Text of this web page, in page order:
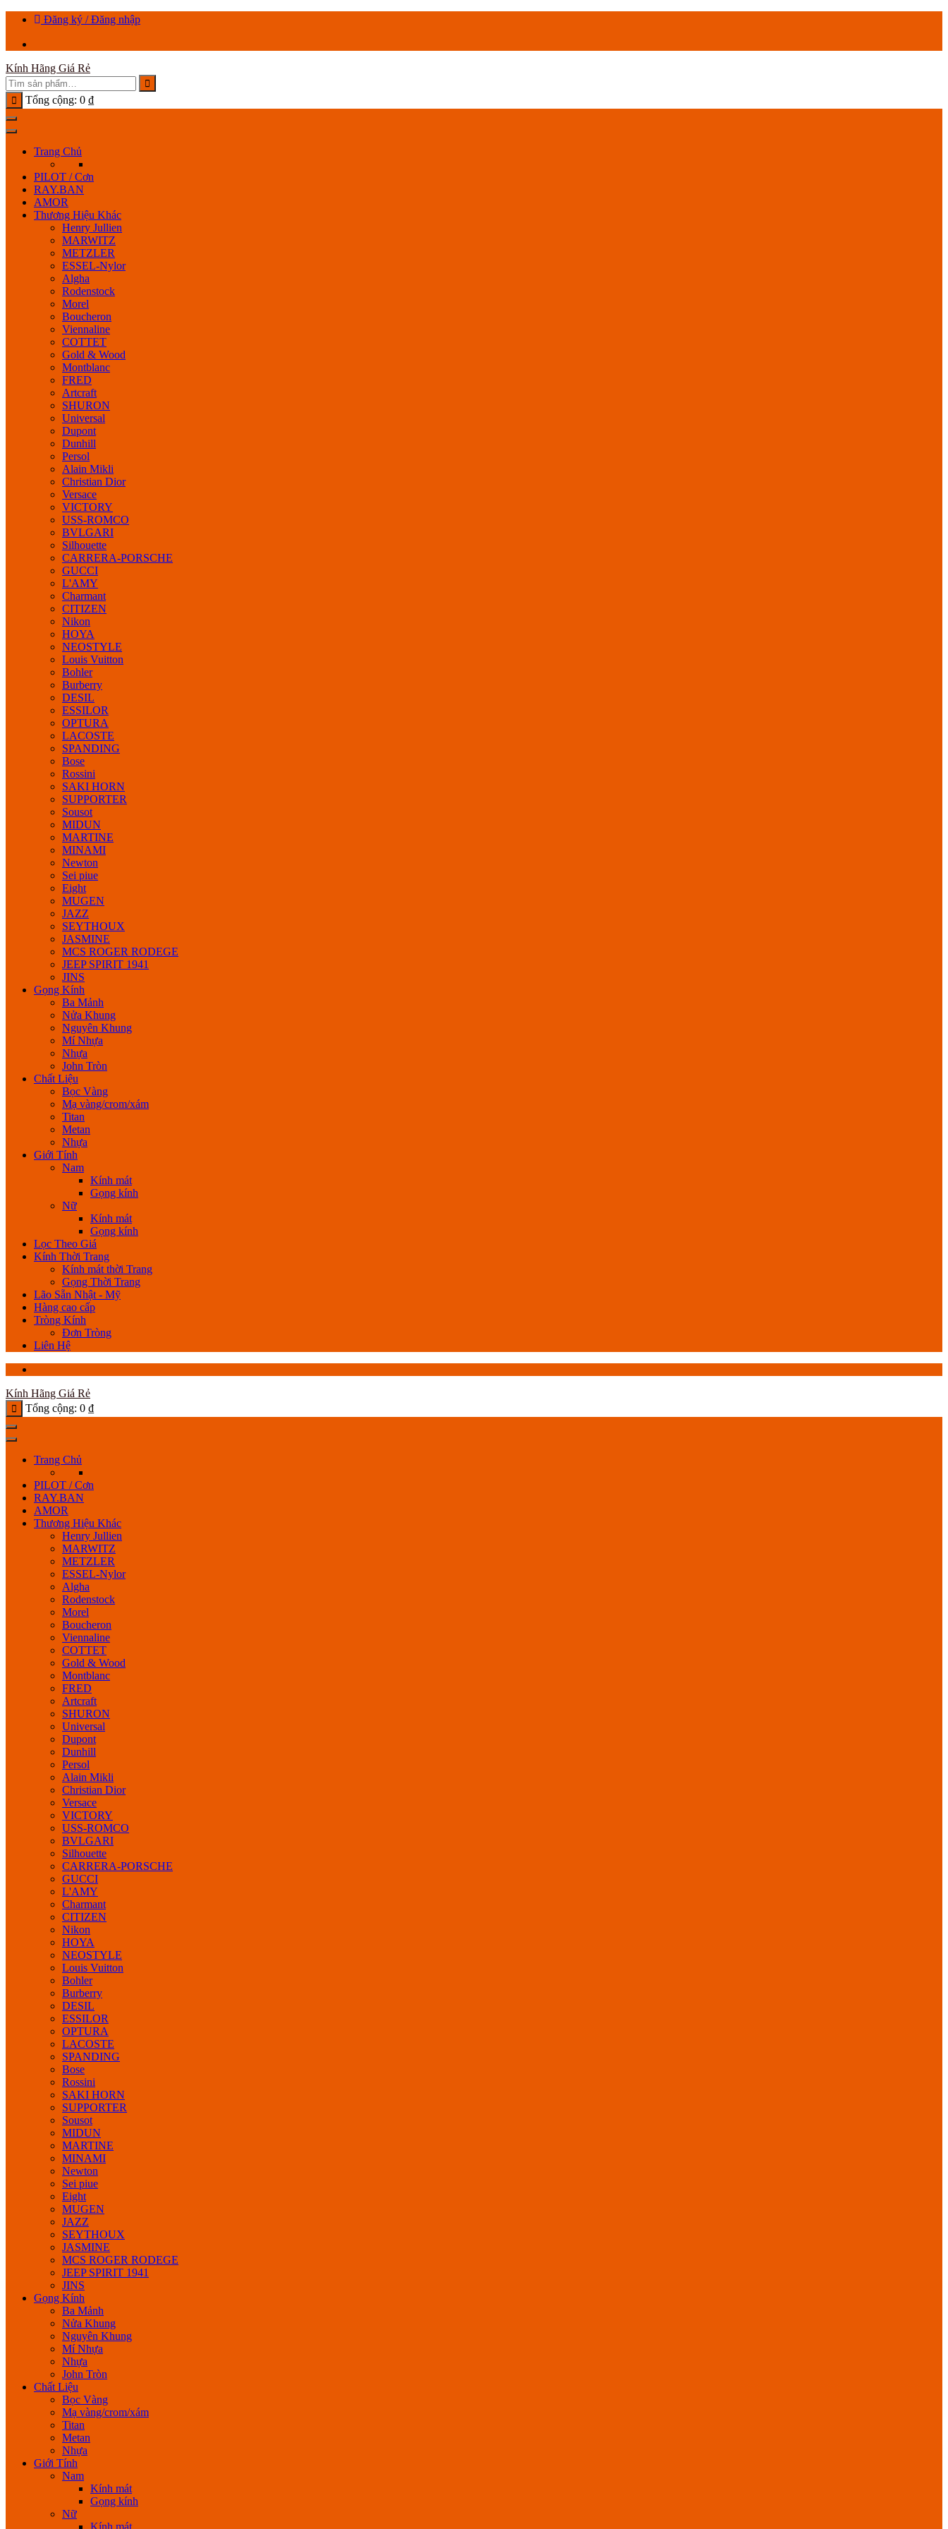
Chuyển
dung
Đăng ký / Đăng nhập
Kính Hãng Giá Rẻ
Tổng cộng: 0 ₫
Trang Chủ
PILOT / Cơn
RAY.BAN
AMOR
Thương Hiệu Khác
Henry Jullien
MARWITZ
METZLER
ESSEL-Nylor
Algha
Rodenstock
Morel
Boucheron
Viennaline
COTTET
Gold & Wood
Montblanc
FRED
Artcraft
SHURON
Universal
Dupont
Dunhill
Persol
Alain Mikli
Christian Dior
Versace
VICTORY
USS-ROMCO
BVLGARI
Silhouette
CARRERA-PORSCHE
GUCCI
L'AMY
Charmant
CITIZEN
Nikon
HOYA
NEOSTYLE
Louis Vuitton
Bohler
Burberry
DESIL
ESSILOR
OPTURA
LACOSTE
SPANDING
Bose
Rossini
SAKI HORN
SUPPORTER
Sousot
MIDUN
MARTINE
MINAMI
Newton
Sei piue
Eight
MUGEN
JAZZ
SEYTHOUX
JASMINE
MCS ROGER RODEGE
JEEP SPIRIT 1941
JINS
Gọng Kính
Ba Mảnh
Nửa Khung
Nguyên Khung
Mí Nhựa
Nhựa
John Tròn
Chất Liệu
Bọc Vàng
Mạ vàng/crom/xám
Titan
Metan
Nhựa
Giới Tính
Nam
Kính mát
Gọng kính
Nữ
Kính mát
Gọng kính
Lọc Theo Giá
Kính Thời Trang
Kính mát thời Trang
Gọng Thời Trang
Lão Sẵn Nhật - Mỹ
Hàng cao cấp
Tròng Kính
Đơn Tròng
Liên Hệ
Kính Hãng Giá Rẻ
Tổng cộng: 0 ₫
Trang Chủ
PILOT / Cơn
RAY.BAN
AMOR
Thương Hiệu Khác
Henry Jullien
MARWITZ
METZLER
ESSEL-Nylor
Algha
Rodenstock
Morel
Boucheron
Viennaline
COTTET
Gold & Wood
Montblanc
FRED
Artcraft
SHURON
Universal
Dupont
Dunhill
Persol
Alain Mikli
Christian Dior
Versace
VICTORY
USS-ROMCO
BVLGARI
Silhouette
CARRERA-PORSCHE
GUCCI
L'AMY
Charmant
CITIZEN
Nikon
HOYA
NEOSTYLE
Louis Vuitton
Bohler
Burberry
DESIL
ESSILOR
OPTURA
LACOSTE
SPANDING
Bose
Rossini
SAKI HORN
SUPPORTER
Sousot
MIDUN
MARTINE
MINAMI
Newton
Sei piue
Eight
MUGEN
JAZZ
SEYTHOUX
JASMINE
MCS ROGER RODEGE
JEEP SPIRIT 1941
JINS
Gọng Kính
Ba Mảnh
Nửa Khung
Nguyên Khung
Mí Nhựa
Nhựa
John Tròn
Chất Liệu
Bọc Vàng
Mạ vàng/crom/xám
Titan
Metan
Nhựa
Giới Tính
Nam
Kính mát
Gọng kính
Nữ
Kính mát